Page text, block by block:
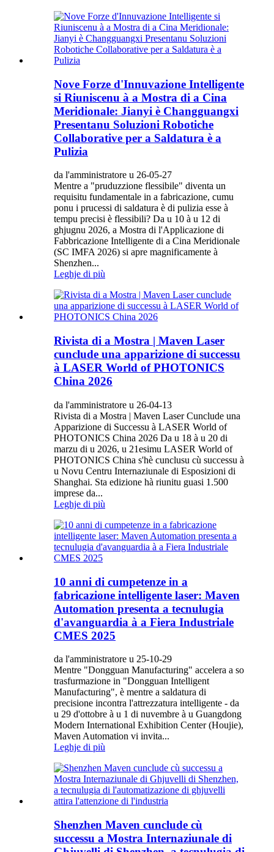
Nove Forze d'Innuvazione Intelligente
si Riuniscenu à a Mostra di a Cina
Meridionale: Jianyi è Changguangxi
Presentanu Soluzioni Robotiche
Collaborative per a Saldatura è a
Pulizia
da l'amministratore u 26-05-27
Mentre a "pruduzzione flessibile" diventa un
requisitu fundamentale in a fabricazione, cumu
ponu i prucessi di saldatura è di pulizia esse à
tempu precisi è flessibili? Da u 10 à u 12 di
ghjugnu 2026, a Mostra di l'Applicazione di
Fabbricazione Intelligente di a Cina Meridionale
(SC IMFA 2026) si apre magnificamente à
Shenzhen...
Leghje di più
Rivista di a Mostra | Maven Laser
cunclude una apparizione di successu
à LASER World of PHOTONICS
China 2026
da l'amministratore u 26-04-13
Rivista di a Mostra | Maven Laser Cunclude una
Apparizione di Successu à LASER World of
PHOTONICS China 2026 Da u 18 à u 20 di
marzu di u 2026, u 21esimu LASER World of
PHOTONICS China s'hè cunclusu cù successu à
u Novu Centru Internaziunale di Esposizioni di
Shanghai. Sta edizione hà riunitu guasi 1.500
imprese da...
Leghje di più
10 anni di cumpetenze in a
fabricazione intelligente laser: Maven
Automation presenta a tecnulugia
d'avanguardia à a Fiera Industriale
CMES 2025
da l'amministratore u 25-10-29
Mentre "Dongguan Manufacturing" accelera a so
trasfurmazione in "Dongguan Intelligent
Manufacturing", è mentre a saldatura di
precisione incontra l'attrezzatura intelligente - da
u 29 d'ottobre à u 1 di nuvembre à u Guangdong
Modern International Exhibition Center (Houjie),
Maven Automation vi invita...
Leghje di più
Shenzhen Maven cunclude cù
successu a Mostra Internaziunale di